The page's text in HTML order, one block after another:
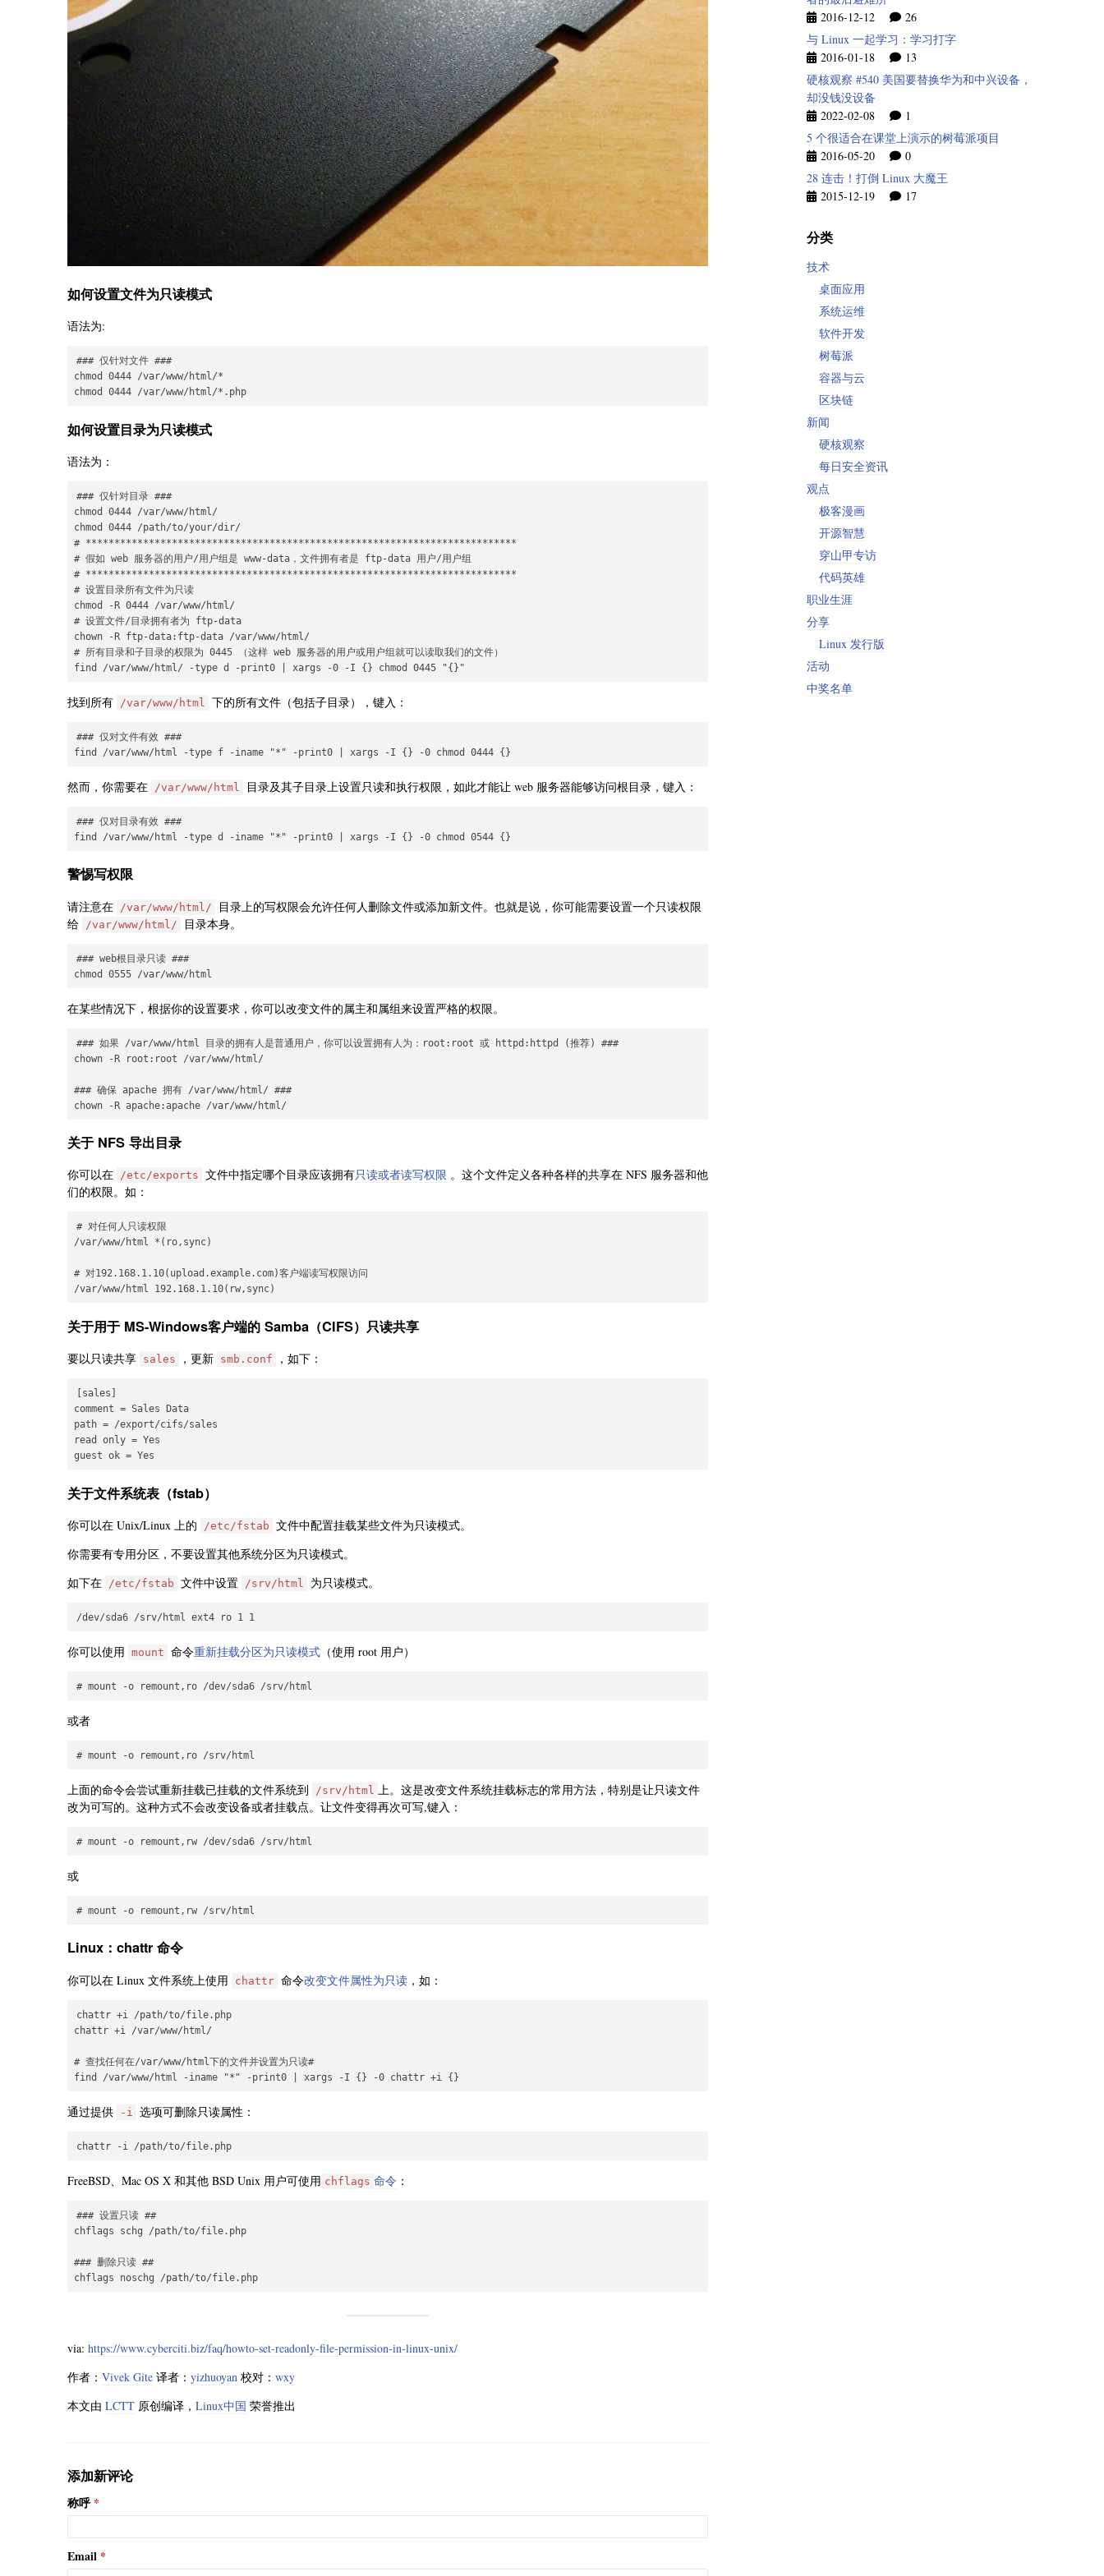
如何设置文件为只读模式
语法为:
### 仅针对文件 ###
chmod 0444 /var/www/html/*
如何设置目录为只读模式
语法为：
### 仅针对目录 ###
chmod 0444 /var/www/html/
chmod 0444 /path/to/your/dir/
# ***************************************************************************
# 假如 web 服务器的用户/用户组是 www-data，文件拥有者是 ftp-data 用户/用户组
# ***************************************************************************
# 设置目录所有文件为只读
chmod -R 0444 /var/www/html/
# 设置文件/目录拥有者为 ftp-data
chown -R ftp-data:ftp-data /var/www/html/
# 所有目录和子目录的权限为 0445 （这样 web 服务器的用户或用户组就可以读取我们的文件）
找到所有 /var/www/html 下的所有文件（包括子目录），键入：
### 仅对文件有效 ###
然而，你需要在 /var/www/html 目录及其子目录上设置只读和执行权限，如此才能让 web 服务器能够访问根目录，键入：
### 仅对目录有效 ###
警惕写权限
请注意在 /var/www/html/
目录上的写权限会允许任何人删除文件或添加新文件。也就是说，你可能需要设置一个只读权限
给
/var/www/html/ 目录本身。
### web根目录只读 ###
在某些情况下，根据你的设置要求，你可以改变文件的属主和属组来设置严格的权限。
### 如果 /var/www/html 目录的拥有人是普通用户，你可以设置拥有人为：root:root 或 httpd:httpd (推荐) ###
chown -R root:root /var/www/html/
### 确保 apache 拥有 /var/www/html/ ###
关于 NFS 导出目录
你可以在 /etc/exports 文件中指定哪个目录应该拥有只读或者读写权限 。这个文件定义各种各样的共享在 NFS 服务器和他
们的权限。如：
# 对任何人只读权限
/var/www/html *(ro,sync)
# 对192.168.1.10(upload.example.com)客户端读写权限访问
关于用于 MS-Windows客户端的 Samba（CIFS）只读共享
要以只读共享 sales ，更新 smb.conf ，如下：
[sales]
comment = Sales Data
path = /export/cifs/sales
read only = Yes
关于文件系统表（fstab）
你可以在 Unix/Linux 上的 /etc/fstab 文件中配置挂载某些文件为只读模式。
你需要有专用分区，不要设置其他系统分区为只读模式。
如下在
/etc/fstab 文件中设置 /srv/html 为只读模式。
你可以使用 mount 命令重新挂载分区为只读模式 （使用 root 用户）
或者
上面的命令会尝试重新挂载已挂载的文件系统到 /srv/html 上。这是改变文件系统挂载标志的常用方法，特别是让只读文件
改为可写的。这种方式不会改变设备或者挂载点。让文件变得再次可写,键入：
或
Linux：chattr 命令
你可以在 Linux 文件系统上使用 chattr 命令改变文件属性为只读 ，如：
chattr +i /path/to/file.php
chattr +i /var/www/html/
# 查找任何在/var/www/html下的文件并设置为只读#
通过提供 -i 选项可删除只读属性：
FreeBSD、Mac OS X 和其他 BSD Unix 用户可使用 chflags 命令 ：
### 设置只读 ##
chflags schg /path/to/file.php
### 删除只读 ##
via: https://www.cyberciti.biz/faq/howto-set-readonly-file-permission-in-linux-unix/
作者： Vivek Gite 译者： yizhuoyan 校对： wxy
本文由 LCTT 原创编译， Linux中国 荣誉推出
添加新评论
称呼
Email
2016-12-12
26
与 Linux 一起学习：学习打字
2016-01-18
13
硬核观察 #540 美国要替换华为和中兴设备，
却没钱没设备
2022-02-08
1
5 个很适合在课堂上演示的树莓派项目
2016-05-20
0
28 连击！打倒 Linux 大魔王
2015-12-19
17
分类
技术
桌面应用
系统运维
软件开发
树莓派
容器与云
区块链
新闻
硬核观察
每日安全资讯
观点
极客漫画
开源智慧
穿山甲专访
代码英雄
职业生涯
分享
Linux 发行版
活动
中奖名单